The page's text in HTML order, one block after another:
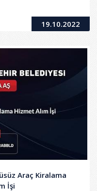
19.10.2022
Araç Kiralama
İşi